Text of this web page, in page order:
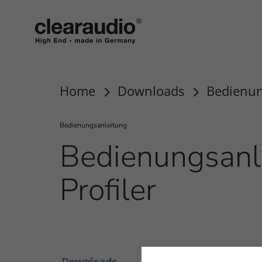
Home Downloads
Bedienungsanleitung
Profiler